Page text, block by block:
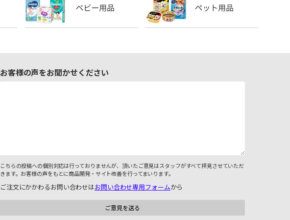
お客様の声をお聞かせください
こちらの投稿への個別対応は行っておりませんが、頂いたご意見はスタッフがすべて拝見させていただ
きます。お客様の声をもとに商品開発・サイト改善を行ってまいります。
ご注文にかかわるお問い合わせはお問い合わせ専用フォームから